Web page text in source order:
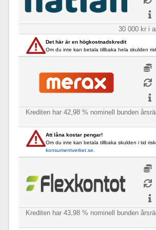
30 000 kr i
Det här är en högkostnadskredit
Om du inte kan betala tillbaka hela skulden
Krediten har 42,98 % nominell bunden
Att låna kostar pengar!
Om du inte kan betala tillbaka skulden i tid
konsumentverket.se
Krediten har 43,98 % nominell bunden